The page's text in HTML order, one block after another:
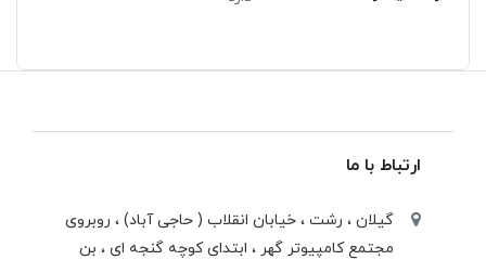
ارتباط با ما
گیلان ، رشت ، خيابان انقلاب ( حاجی آباد) ، روبروی
مجتمع كامپيوتر گهر ، ابتدای كوچه گنجه ای ، بن